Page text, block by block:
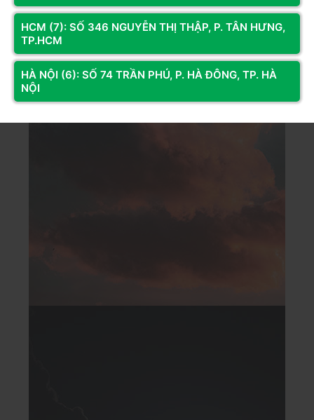
HCM (7): SỐ 346 NGUYỄN THỊ THẬP, P. TÂN HƯNG,
TP.HCM
HÀ NỘI (6): SỐ 74 TRẦN PHÚ, P. HÀ ĐÔNG, TP. HÀ
NỘI